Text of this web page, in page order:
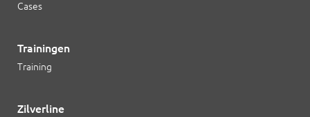
Cases
Trainingen
Training
Zilverline